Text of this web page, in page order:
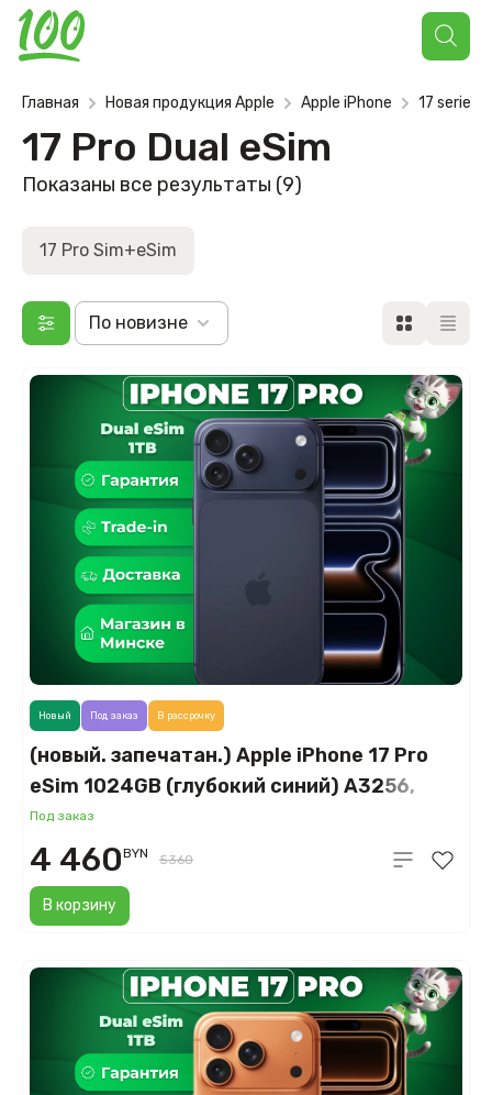
Поиск
товаров
Главная Новая продукция Apple Apple iPhone 17 series
17 Pro Dual eSim
Показаны все результаты (9)
17 Pro Sim+eSim
По новизне
(новый. запечатан.) Apple iPhone 17 Pro
eSim 1024GB (глубокий синий) A3256,
A3522
Под заказ
В корзину
Новый Под заказ В рассрочку
4 460BYN 5360